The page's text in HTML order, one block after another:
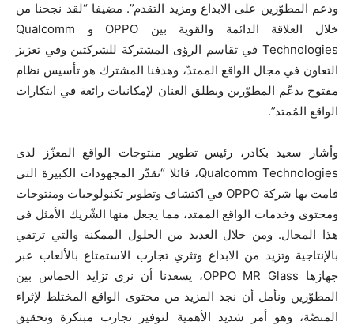
ودعم المطوّرين على الابداع ومزيد التقدم”. مضيفا “لقد نجحنا من
خلال العلاقة الدائمة والقوية بين OPPO و Qualcomm
Technologies في تقاسم الرؤى المشتركة للشركتين وفي تعزيز
التعاون في مجال الواقع الممتدّ، وهدفنا المشترك هو تأسيس نظام
مفتوح يدعّم المطوّرين ويطلق العنان لإمكانيات رائعة في ابتكارات
الواقع المُمتد”.
وأشار سعيد بكادر، رئيس تطوير منتوجات الواقع المعزّز لدى
Qualcomm Technologies، قائلا “نقدّر المجهودات الكبيرة التي
قامت بها شركة OPPO في اكتشاف وتطوير تكنولوجيات ومنتوجات
ومحتوى وخدمات الواقع الممتد، مما يجعل منها الشّريك الأمثل في
هذا المجال. ومن خلال العديد من الحلول الممكنة والتي ترتقي
بالإنتاجية وتزيد من الابداع وتثري تجارب الاستمتاع بالألعاب عبر
جهازها OPPO MR Glass، يسعدنا أن نرى تزايد الحماس بين
المطوّرين ونأمل أن نجد المزيد من محتوى الواقع المختلط لإثراء
المنصّة، وهو أمر شديد الأهمية لتوفير تجارب مبتكرة وتحقيق